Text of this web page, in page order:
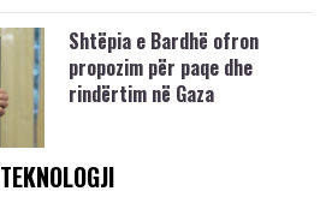
Shtëpia e Bardhë ofron
propozim për paqe dhe
rindërtim në Gaza
TEKNOLOGJI